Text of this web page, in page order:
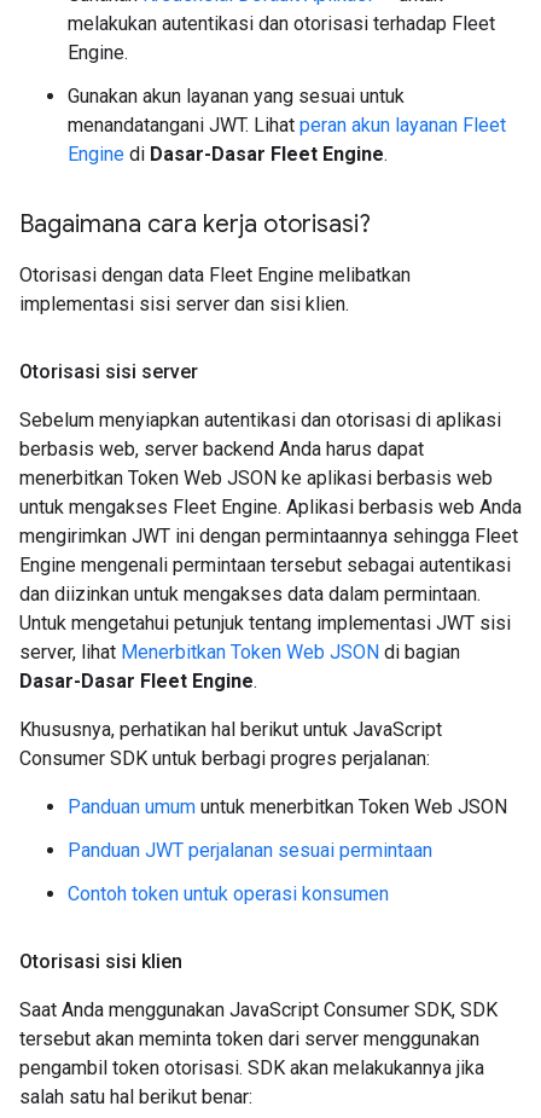
melakukan autentikasi dan otorisasi terhadap Fleet
Engine.
Gunakan akun layanan yang sesuai untuk
menandatangani JWT. Lihat peran akun layanan Fleet
Engine di Dasar-Dasar Fleet Engine.
Bagaimana cara kerja otorisasi?
Otorisasi dengan data Fleet Engine melibatkan
implementasi sisi server dan sisi klien.
Otorisasi sisi server
Sebelum menyiapkan autentikasi dan otorisasi di aplikasi
berbasis web, server backend Anda harus dapat
menerbitkan Token Web JSON ke aplikasi berbasis web
untuk mengakses Fleet Engine. Aplikasi berbasis web Anda
mengirimkan JWT ini dengan permintaannya sehingga Fleet
Engine mengenali permintaan tersebut sebagai autentikasi
dan diizinkan untuk mengakses data dalam permintaan.
Untuk mengetahui petunjuk tentang implementasi JWT sisi
server, lihat Menerbitkan Token Web JSON di bagian
Dasar-Dasar Fleet Engine.
Khususnya, perhatikan hal berikut untuk JavaScript
Consumer SDK untuk berbagi progres perjalanan:
Panduan umum untuk menerbitkan Token Web JSON
Panduan JWT perjalanan sesuai permintaan
Contoh token untuk operasi konsumen
Otorisasi sisi klien
Saat Anda menggunakan JavaScript Consumer SDK, SDK
tersebut akan meminta token dari server menggunakan
pengambil token otorisasi. SDK akan melakukannya jika
salah satu hal berikut benar: